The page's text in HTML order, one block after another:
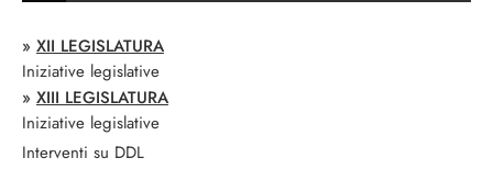
» XII LEGISLATURA
Iniziative legislative
» XIII LEGISLATURA
Iniziative legislative
Interventi su DDL